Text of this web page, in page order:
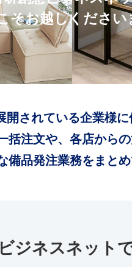
そお越しください
開されている企業様
括注文や、各店からの
備品発注業務をまとめ
ジネスネット